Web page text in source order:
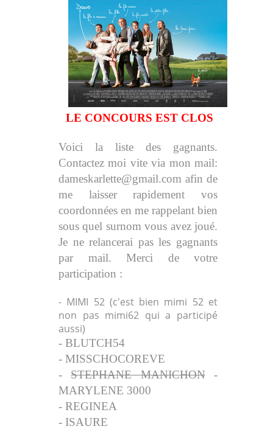
LE CONCOURS EST CLOS
Voici la liste des gagnants.
Contactez moi vite via mon mail:
dameskarlette@gmail.com afin de
me laisser rapidement vos
coordonnées en me rappelant bien
sous quel surnom vous avez joué.
Je ne relancerai pas les gagnants
par mail. Merci de votre
participation :
- MIMI 52 (c'est bien mimi 52 et
non pas mimi62 qui a participé
aussi)
- BLUTCH54
- MISSCHOCOREVE
-STEPHANE MANICHON-
MARYLENE 3000
- REGINEA
- ISAURE